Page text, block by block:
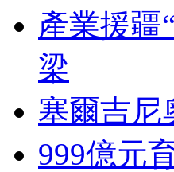
產業援疆
梁
塞爾吉尼
999億元